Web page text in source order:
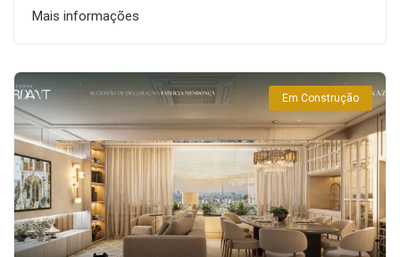
Mais informações
Em Construção